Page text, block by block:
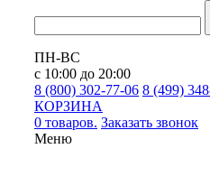
ПН-ВС
с 10:00 до 20:00
8 (800) 302-77-06 8 (499)
КОРЗИНА
0 товаров. Заказать звонок
Меню